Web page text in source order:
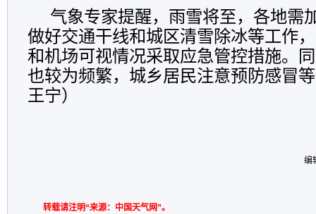
气象专家提醒，雨雪将至，各地需
做好交通干线和城区清雪除冰等工作
和机场可视情况采取应急管控措施。
也较为频繁，城乡居民注意预防感冒
王宁）
编
转载请注明“来源：中国天气网”。